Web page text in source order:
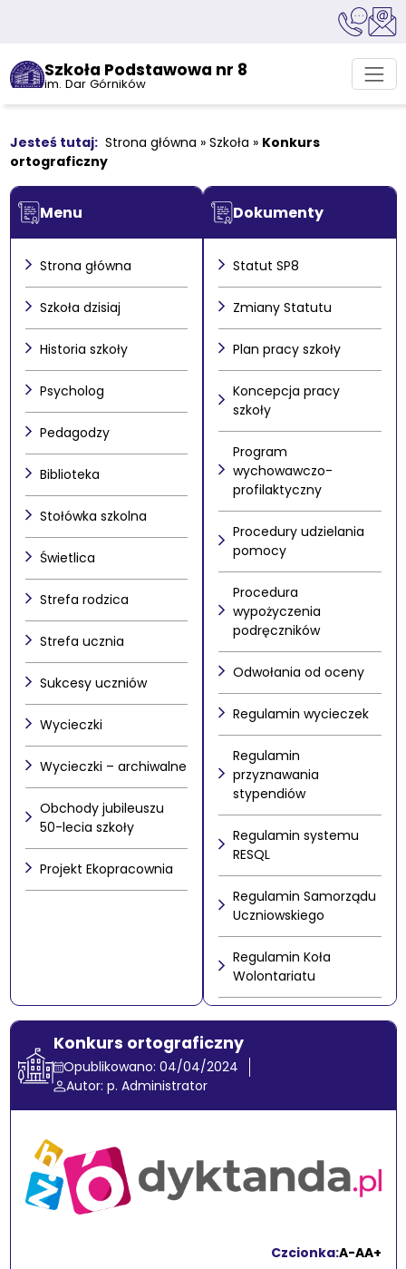
Szkoła Podstawowa nr 8
im. Dar Górników
Strona główna » Szkoła » Konkurs
ortograficzny
Konkurs ortograficzny
Opublikowano: 04/04/2024
Autor: p. Administrator
Czcionka:A-AA+
Menu
Strona główna
Szkoła dzisiaj
Historia szkoły
Psycholog
Pedagodzy
Biblioteka
Stołówka szkolna
Świetlica
Strefa rodzica
Strefa ucznia
Sukcesy uczniów
Wycieczki
Wycieczki – archiwalne
Obchody jubileuszu
50-lecia szkoły
Projekt Ekopracownia
Dokumenty
Statut SP8
Zmiany Statutu
Plan pracy szkoły
Koncepcja pracy
szkoły
Program
wychowawczo-
profilaktyczny
Procedury udzielania
pomocy
Procedura
wypożyczenia
podręczników
Odwołania od oceny
Regulamin wycieczek
Regulamin
przyznawania
stypendiów
Regulamin systemu
RESQL
Regulamin Samorządu
Uczniowskiego
Regulamin Koła
Wolontariatu